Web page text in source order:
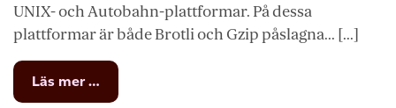
UNIX- och Autobahn-plattformar. På dessa
plattformar är både Brotli och Gzip påslagna... [...]
Läs mer …
Erbjuder